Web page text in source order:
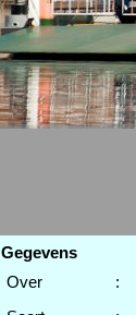
Gegevens
Over
: